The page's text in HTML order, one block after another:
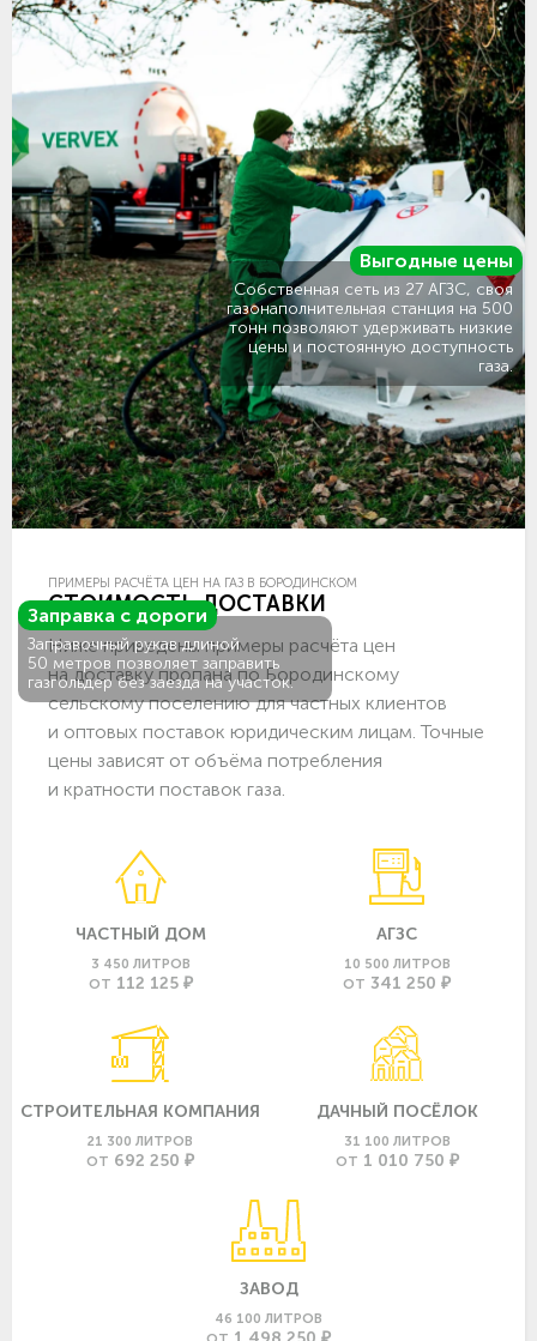
Заправка с дороги
Заправочный рукав длиной
50 метров позволяет заправить
газгольдер без заезда на участок.
Выгодные цены
Собственная сеть из 27 АГЗС, своя
газонаполнительная станция на 500
тонн позволяют удерживать низкие
цены и постоянную доступность
газа.
ПРИМЕРЫ РАСЧЁТА ЦЕН НА ГАЗ В БОРОДИНСКОМ
СТОИМОСТЬ ДОСТАВКИ
Ниже приведены примеры расчёта цен
на доставку пропана по Бородинскому
сельскому поселению для частных клиентов
и оптовых поставок юридическим лицам. Точные
цены зависят от объёма потребления
и кратности поставок газа.
ЧАСТНЫЙ ДОМ
3 450 ЛИТРОВ
ОТ 112 125 ₽
АГЗС
10 500 ЛИТРОВ
ОТ 341 250 ₽
СТРОИТЕЛЬНАЯ КОМПАНИЯ
21 300 ЛИТРОВ
ОТ 692 250 ₽
ДАЧНЫЙ ПОСЁЛОК
31 100 ЛИТРОВ
ОТ 1 010 750 ₽
ЗАВОД
46 100 ЛИТРОВ